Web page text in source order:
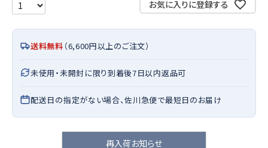
お気に入りに登録する
送料無料 （6,600円以上のご注文）
未使用・未開封に限り到着後7日以内返品可
配送日の指定がない場合、佐川急便で最短日のお届け
再入荷お知らせ